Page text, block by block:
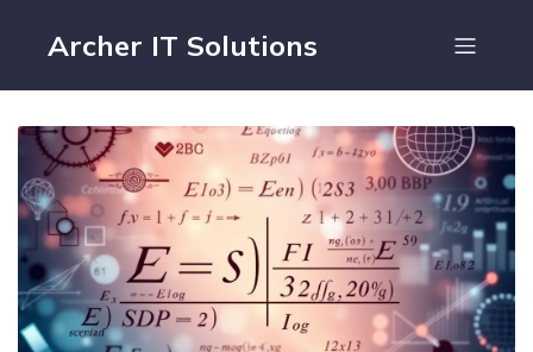
Archer IT Solutions